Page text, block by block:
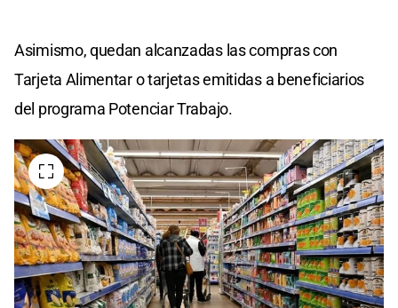
Asimismo, quedan alcanzadas las compras con
Tarjeta Alimentar o tarjetas emitidas a beneficiarios
del programa Potenciar Trabajo.